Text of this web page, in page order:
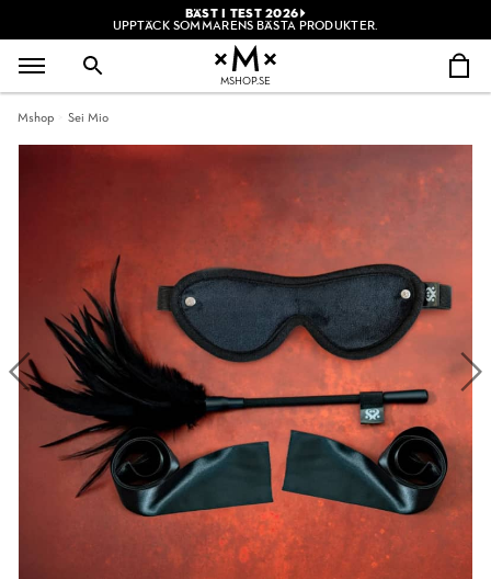
BÄST I TEST 2026
UPPTÄCK SOMMARENS BÄSTA PRODUKTER.
MSHOP.SE
Mshop Sei Mio